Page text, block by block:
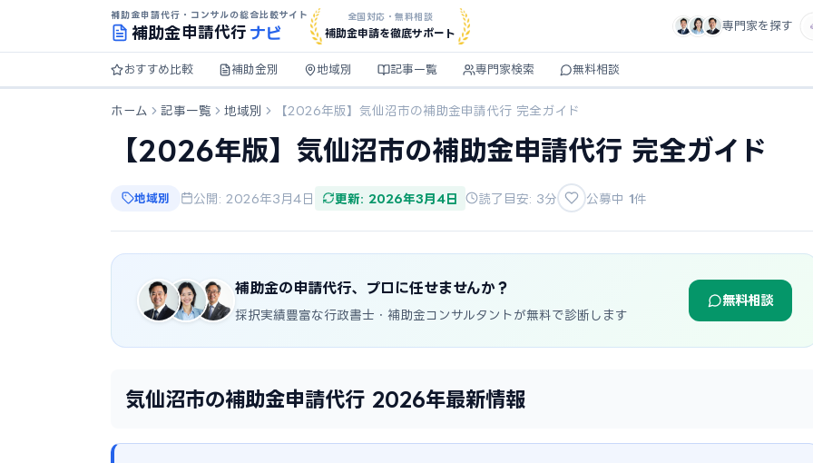
補助金申請代行・コンサルの総合比較サイト
補助金申請代行 ナビ
全国対応・無料相談
補助金申請を徹底サポート
専門家を探す
おすすめ比較 補助金別 地域別 記事一覧 専門家検索 無料相談
ホーム 記事一覧 地域別 【2026年版】気仙沼市の補助金申請代行 完全ガイド
【2026年版】気仙沼市の補助金申請代行 完全ガイド
地域別 公開: 2026年3月4日 更新: 2026年3月4日 読了目安: 3分 公募中 1件
補助金の申請代行、プロに任せませんか？
採択実績豊富な行政書士・補助金コンサルタントが無料で診断します
無料相談
気仙沼市の補助金申請代行 2026年最新情報